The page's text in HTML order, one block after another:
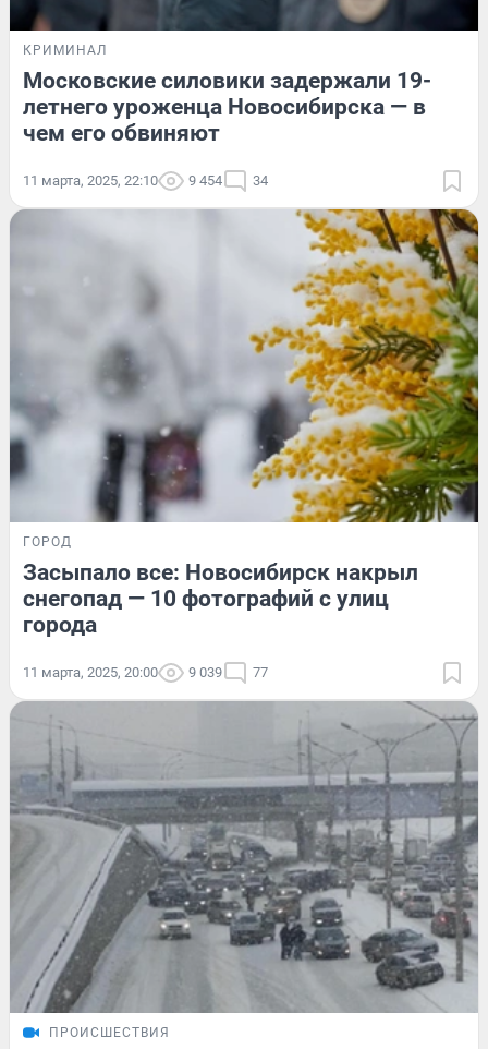
КРИМИНАЛ
Московские силовики задержали 19-
летнего уроженца Новосибирска — в
чем его обвиняют
11 марта, 2025, 22:10 9 454 34
ГОРОД
Засыпало все: Новосибирск накрыл
снегопад — 10 фотографий с улиц
города
11 марта, 2025, 20:00 9 039 77
ПРОИСШЕСТВИЯ